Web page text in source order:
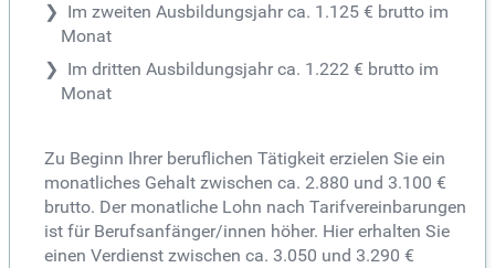
Im zweiten Ausbildungsjahr ca. 1.125 € brutto im
Monat
Im dritten Ausbildungsjahr ca. 1.222 € brutto im
Monat
Zu Beginn Ihrer beruflichen Tätigkeit erzielen Sie ein
monatliches Gehalt zwischen ca. 2.880 und 3.100 €
brutto. Der monatliche Lohn nach Tarifvereinbarungen
ist für Berufsanfänger/innen höher. Hier erhalten Sie
einen Verdienst zwischen ca. 3.050 und 3.290 €